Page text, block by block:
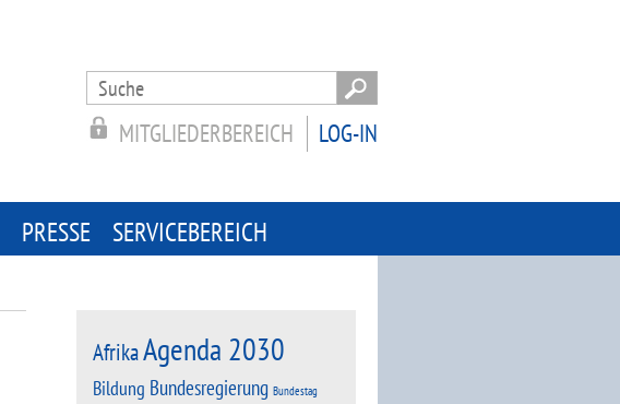
Search
for:
LOG-IN
MITGLIEDERBEREICH
PRESSE SERVICEBEREICH
AfrikaAgenda 2030
Bildung Bundesregierung Bundestag